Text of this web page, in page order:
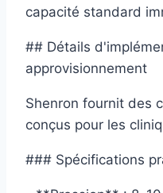
capacité standard
## Détails
approvisionnement
Shenron fournit des
conçus pour les
### Spécifications